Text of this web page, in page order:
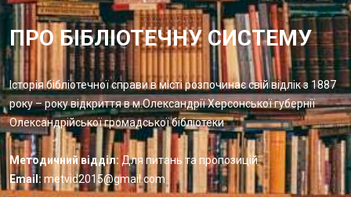
ПРО БІБЛІОТЕЧНУ СИСТЕМУ
Історія бібліотечної справи в місті розпочинає свій відлік з 1887
року – року відкриття в м.Олександрії Херсонської губернії
Олександрійської громадської бібліотеки
Методичний відділ: Для питань та пропозицій
Email: metvid2015@gmail.com